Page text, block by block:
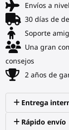
Envíos a
30 días de
Soporte
Una gran
consejos
2 años de
Entrega
Rápido envío